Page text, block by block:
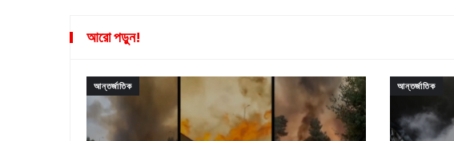
আরো পড়ুন!
আন্তর্জাতিক আন্তর্জাতিক